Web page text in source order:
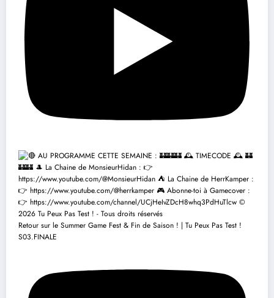
Retour sur le Summer Game Fest & Fin de Saison ! | Tu Peux Pas Test !
S03.FINALE